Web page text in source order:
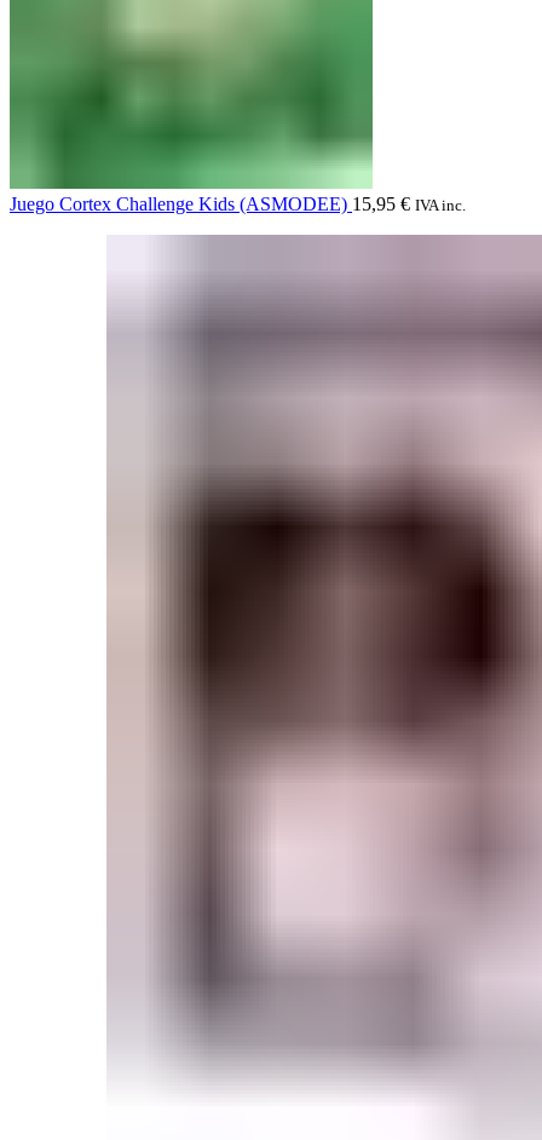
Juego Cortex Challenge Kids (ASMODEE) 15,95 € IVA inc.